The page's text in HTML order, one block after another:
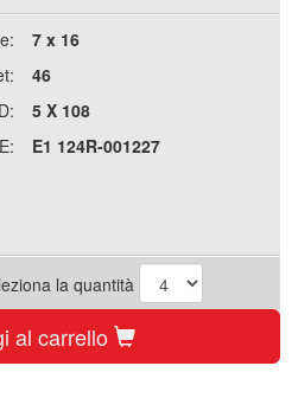
7 x 16
46
5 X 108
E1 124R-001227
la quantità
al carrello